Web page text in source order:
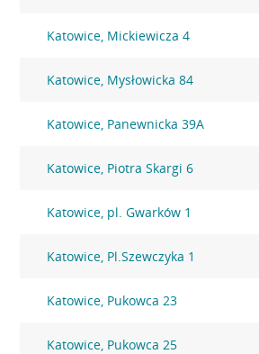
Katowice, Mickiewicza 4
Katowice, Mysłowicka 84
Katowice, Panewnicka 39A
Katowice, Piotra Skargi 6
Katowice, pl. Gwarków 1
Katowice, Pl.Szewczyka 1
Katowice, Pukowca 23
Katowice, Pukowca 25